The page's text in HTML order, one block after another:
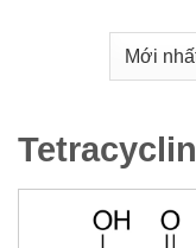
Tetracyclin